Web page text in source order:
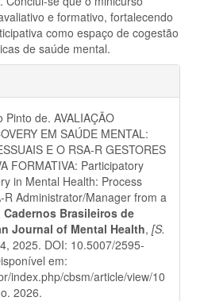
e formativo, fortalecendo
como espaço de cogestão
de saúde mental.
de. AVALIAÇÃO
EM SAÚDE MENTAL:
E O RSA-R GESTORES
FORMATIVA: Participatory
in Mental Health: Process
R Administrator/Manager from a
Cadernos Brasileiros de
Journal of Mental Health, [S.
2025. DOI: 10.5007/2595-
em:
index.php/cbsm/article/view/10
2026.